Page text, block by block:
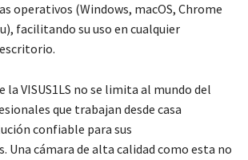
operativos (Windows, macOS, Chrome
facilitando su uso en cualquier
la VISUS1LS no se limita al mundo del
que trabajan desde casa
confiable para sus
Una cámara de alta calidad como esta no